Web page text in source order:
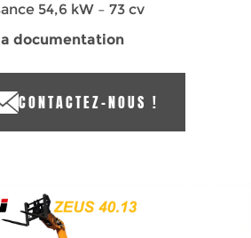
54,6 kW – 73 cv
documentation
CONTACTEZ-NOUS !